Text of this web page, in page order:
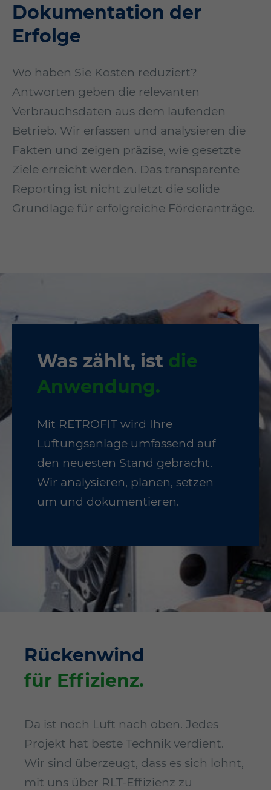
Dokumentation der
Erfolge
Wo haben Sie Kosten reduziert?
Antworten geben die relevanten
Verbrauchsdaten aus dem laufenden
Betrieb. Wir erfassen und analysieren die
Fakten und zeigen präzise, wie gesetzte
Ziele erreicht werden. Das trans­parente
Reporting ist nicht zuletzt die solide
Grundlage für erfolgreiche Förderanträge.
Was zählt, ist die
Anwendung.
Mit RETROFIT wird Ihre
Lüftungsanlage umfassend auf
den neuesten Stand gebracht.
Wir analysieren, planen, setzen
um und dokumentieren.
Rücken­wind
für Effizienz.
Da ist noch Luft nach oben. Jedes
Projekt hat beste Technik verdient.
Wir sind überzeugt, dass es sich lohnt,
mit uns über RLT-Effizienz zu